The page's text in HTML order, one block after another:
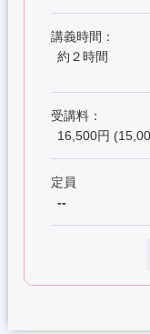
講義時間：
約２時間
受講料：
16,500円
定員
--